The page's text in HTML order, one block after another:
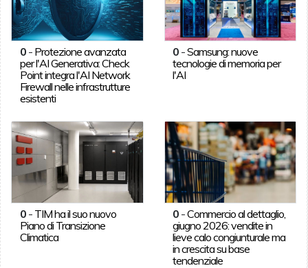
0- Protezione avanzata
per l'AI Generativa: Check
Point integra l'AI Network
Firewall nelle infrastrutture
esistenti
0 -Samsung: nuove
tecnologie di memoria per
l'AI
0- TIM ha il suo nuovo
Piano di Transizione
Climatica
0 -Commercio al dettaglio,
giugno 2026: vendite in
lieve calo congiunturale ma
in crescita su base
tendenziale